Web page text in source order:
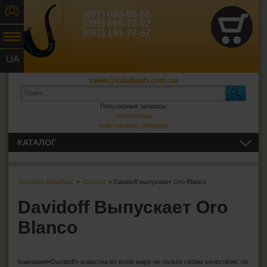
UA
(097) 083-86-66
(095) 666-72-02
(063) 191-77-67
sales@calabash.com.ua
Популярные запросы:
пепельницы
пластиковые гриндеры
Магазин Калабаш > Статьи > Davidoff выпускает Oro Blanco
Davidoff Выпускает Oro
Blanco
Компания«Davidoff» известна во всем мире не только своим качеством, но
КАТАЛОГ
ВСЁ ДЛЯ СИГАРЕТ И САМОКРУТОК